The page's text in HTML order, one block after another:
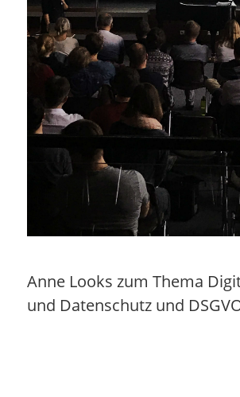
Anne Looks zum Thema
und Datenschutz und